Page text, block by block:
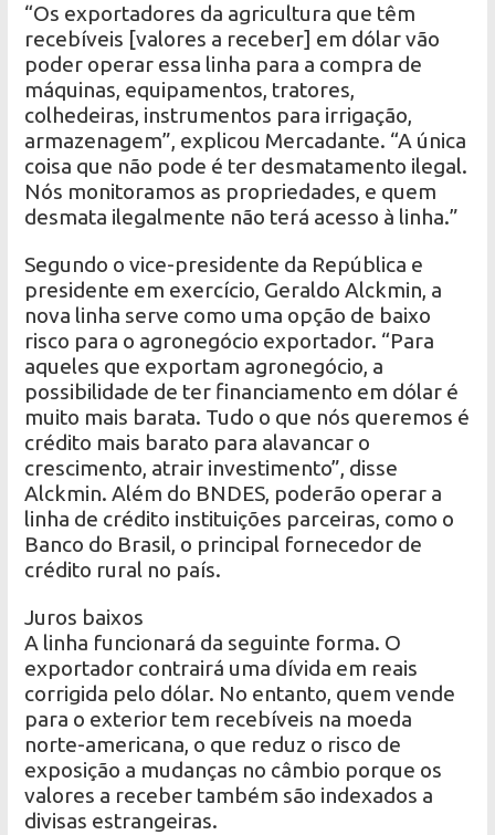
“Os exportadores da agricultura que têm
recebíveis [valores a receber] em dólar vão
poder operar essa linha para a compra de
máquinas, equipamentos, tratores,
colhedeiras, instrumentos para irrigação,
armazenagem”, explicou Mercadante. “A única
coisa que não pode é ter desmatamento ilegal.
Nós monitoramos as propriedades, e quem
desmata ilegalmente não terá acesso à linha.”
Segundo o vice-presidente da República e
presidente em exercício, Geraldo Alckmin, a
nova linha serve como uma opção de baixo
risco para o agronegócio exportador. “Para
aqueles que exportam agronegócio, a
possibilidade de ter financiamento em dólar é
muito mais barata. Tudo o que nós queremos é
crédito mais barato para alavancar o
crescimento, atrair investimento”, disse
Alckmin. Além do BNDES, poderão operar a
linha de crédito instituições parceiras, como o
Banco do Brasil, o principal fornecedor de
crédito rural no país.
Juros baixos
A linha funcionará da seguinte forma. O
exportador contrairá uma dívida em reais
corrigida pelo dólar. No entanto, quem vende
para o exterior tem recebíveis na moeda
norte-americana, o que reduz o risco de
exposição a mudanças no câmbio porque os
valores a receber também são indexados a
divisas estrangeiras.